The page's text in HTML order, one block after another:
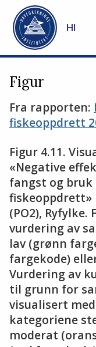
Gå til hovedinnhold
HI
Figur
Fra rapporten:
fiskeoppdrett
Figur 4.11.
«Negative
fangst og
fiskeoppdrett»
(PO2),
vurdering av
lav (grønn
fargekode)
Vurdering av
til grunn for
visualisert
kategoriene
moderat